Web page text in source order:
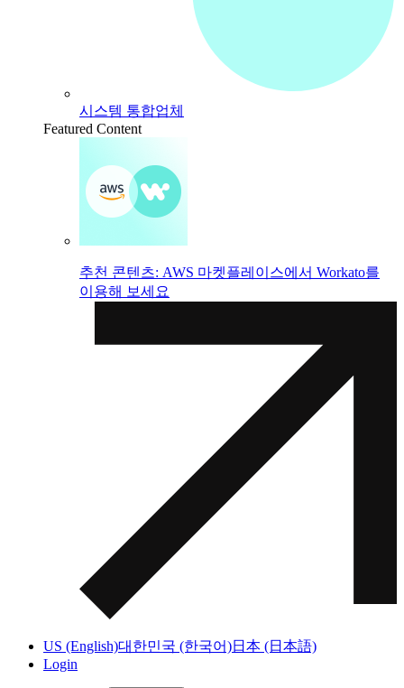
시스템 통합업체
Featured Content
추천 콘텐츠: AWS 마켓플레이스에서 Workato를
이용해 보세요
US (English)대한민국 (한국어)日本 (日本語)
Login